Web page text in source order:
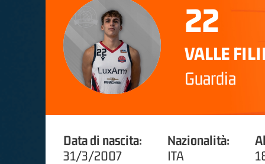
22
VALLE
Guardia
Data di nascita:
31/3/2007
Nazionalità:
ITA